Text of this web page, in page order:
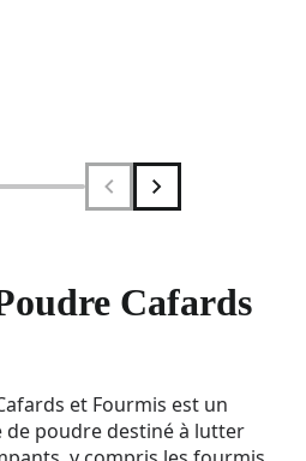
Cafards
et Fourmis est un
de poudre destiné à lutter